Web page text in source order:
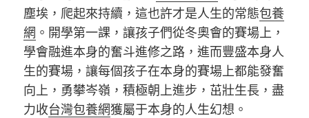
塵埃，爬起來持續，這也許才是人生的常態包養
網 。開學第一課，讓孩子們從冬奧會的賽場上，
學會融進本身的奮斗進修之路，進而豐盛本身人
生的賽場，讓每個孩子在本身的賽場上都能發奮
向上，勇攀岑嶺，積極朝上進步，茁壯生長，盡
力收台灣包養網獲屬于本身的人生幻想。